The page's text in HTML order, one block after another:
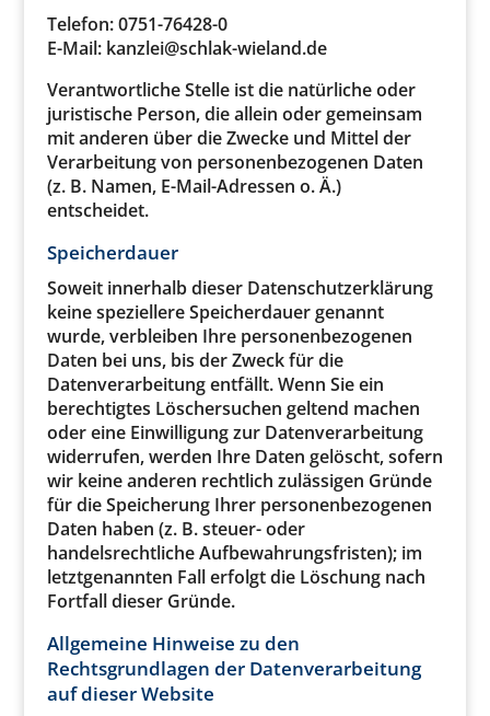
Telefon: 0751-76428-0
E-Mail: kanzlei@schlak-wieland.de
Verantwortliche Stelle ist die natürliche oder
juristische Person, die allein oder gemeinsam
mit anderen über die Zwecke und Mittel der
Verarbeitung von personenbezogenen Daten
(z. B. Namen, E-Mail-Adressen o. Ä.)
entscheidet.
Speicherdauer
Soweit innerhalb dieser Datenschutzerklärung
keine speziellere Speicherdauer genannt
wurde, verbleiben Ihre personenbezogenen
Daten bei uns, bis der Zweck für die
Datenverarbeitung entfällt. Wenn Sie ein
berechtigtes Löschersuchen geltend machen
oder eine Einwilligung zur Datenverarbeitung
widerrufen, werden Ihre Daten gelöscht, sofern
wir keine anderen rechtlich zulässigen Gründe
für die Speicherung Ihrer personenbezogenen
Daten haben (z. B. steuer- oder
handelsrechtliche Aufbewahrungsfristen); im
letztgenannten Fall erfolgt die Löschung nach
Fortfall dieser Gründe.
Allgemeine Hinweise zu den
Rechtsgrundlagen der Datenverarbeitung
auf dieser Website